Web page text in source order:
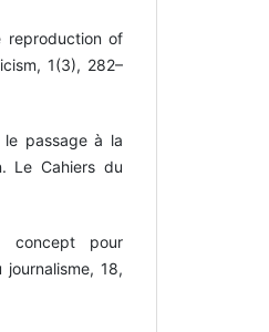
reproduction of
1(3), 282–
le passage à la
Le Cahiers du
concept pour
18,